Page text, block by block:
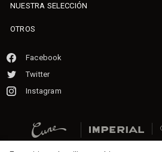
Facebook
Twitter
Instagram
NUESTRA SELECCIÓN
OTROS